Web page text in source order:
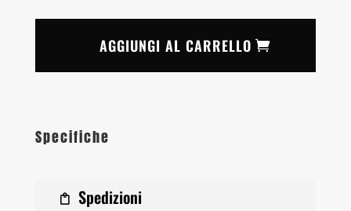
AGGIUNGI AL CARRELLO
Specifiche
Spedizioni